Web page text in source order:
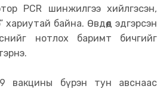
PCR шинжилгээ хийлгэсэн,
хариутай байна. Өвдөөд эдгэрсэн
нотлох баримт бичгийг
вакцины бүрэн тун авснаас